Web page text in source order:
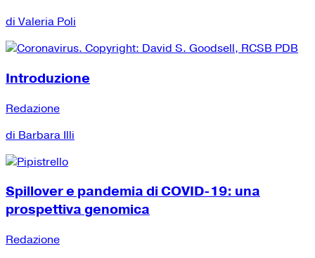
di Valeria Poli
Introduzione
Redazione
di Barbara Illi
Spillover e pandemia di COVID-19: una
prospettiva genomica
Redazione